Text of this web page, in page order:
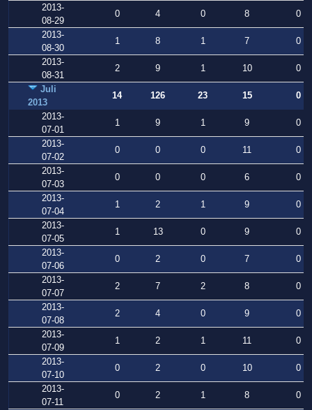
2013-
08-29
0 4 0 8
0
2013-
08-30
1 8 1 7
0
2013-
08-31
2 9 1 10
0
Juli
2013
14 126 23 15
0
2013-
07-01
1 9 1 9
0
2013-
07-02
0 0 0 11
0
2013-
07-03
0 0 0 6
0
2013-
07-04
1 2 1 9
0
2013-
07-05
1 13 0 9
0
2013-
07-06
0 2 0 7
0
2013-
07-07
2 7 2 8
0
2013-
07-08
2 4 0 9
0
2013-
07-09
1 2 1 11
0
2013-
07-10
0 2 0 10
0
2013-
07-11
0 2 1 8
0